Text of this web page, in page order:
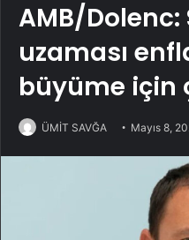
AMB/Dolenc:
uzaması
büyüme için
ÜMİT SAVĞA Mayıs 8,